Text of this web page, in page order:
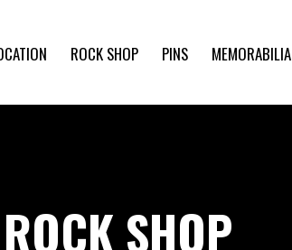
ROCK SHOP PINS MEMORABILIA
SHOP